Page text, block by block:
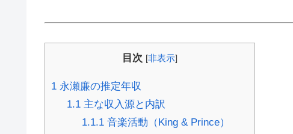
目次 [非表示]
1 永瀬廉の推定年収
1.1主な収入源と内訳
1.1.1 音楽活動（King & Prince）